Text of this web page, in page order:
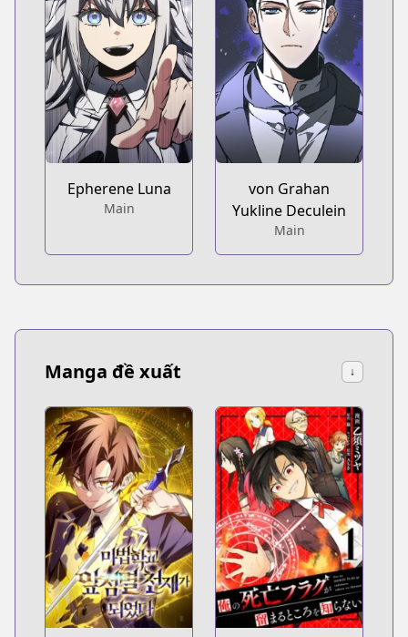
Epherene Luna
Main
von Grahan
Yukline Deculein
Main
Manga đề xuất ↓